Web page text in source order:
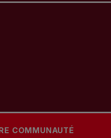
COMMUNAUTÉ